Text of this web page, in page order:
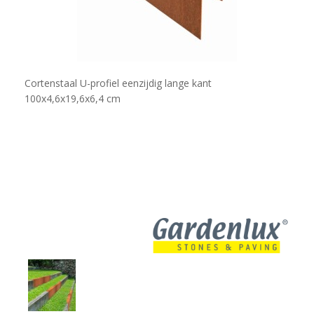
Cortenstaal U-profiel eenzijdig lange kant
100x4,6x19,6x6,4 cm